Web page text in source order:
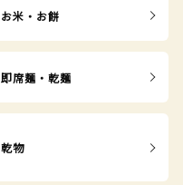
お米・お餅
即席麺・乾麺
乾物